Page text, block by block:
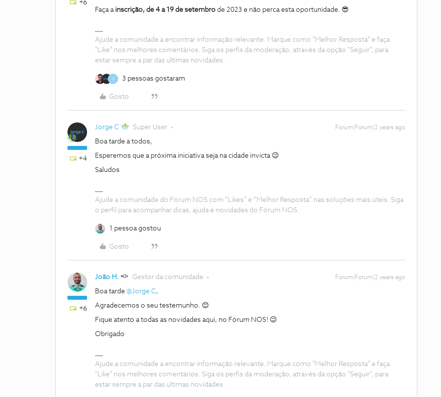
+6
Faça a inscrição, de 4 a 19 de setembro de 2023 e não perca esta oportunidade. 😎
Ajude a comunidade a encontrar informação relevante. Marque como "Melhor Resposta" e faça
"Like" nos melhores comentários. Siga os perfis da moderação, através da opção "Seguir", para
estar sempre a par das ultimas novidades.
S 3 pessoas gostaram
Gosto
+4
Jorge C Super User Forum|Forum|2 years ago
Boa tarde a todos,
Esperemos que a próxima iniciativa seja na cidade invicta 😉
Saludos
Ajude a comunidade do Fórum NOS com “Likes” e “Melhor Resposta” nas soluções mais úteis. Siga
o perfil para acompanhar dicas, ajuda e novidades do Fórum NOS.
1 pessoa gostou
Gosto
+6
João H. Gestor da comunidade Forum|Forum|2 years ago
Boa tarde @Jorge C,
Agradecemos o seu testemunho. 😊
Fique atento a todas as novidades aqui, no Fórum NOS! 😉
Obrigado
Ajude a comunidade a encontrar informação relevante. Marque como "Melhor Resposta" e faça
"Like" nos melhores comentários. Siga os perfis da moderação, através da opção "Seguir", para
estar sempre a par das ultimas novidades.